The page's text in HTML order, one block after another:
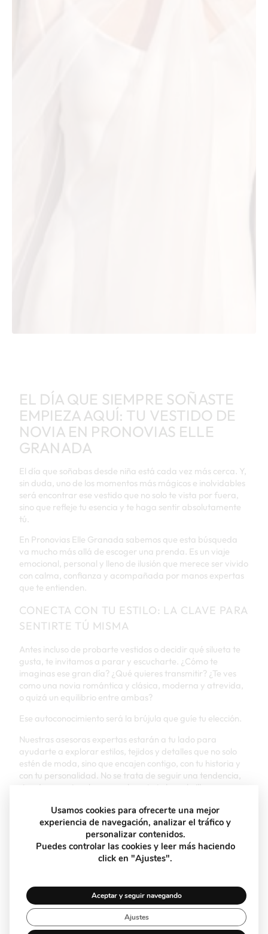
EL DÍA QUE SIEMPRE SOÑASTE
EMPIEZA AQUÍ: TU VESTIDO DE
NOVIA EN PRONOVIAS ELLE
GRANADA
El día que soñabas desde niña está cada vez más cerca. Y,
sin duda, uno de los momentos más mágicos e inolvidables
será encontrar ese vestido que no solo te vista por fuera,
sino que refleje tu esencia y te haga sentir absolutamente
tú.
En Pronovias Elle Granada sabemos que esta búsqueda
va mucho más allá de escoger una prenda. Es un viaje
emocional, personal y lleno de ilusión que merece ser vivido
con calma, confianza y acompañada por manos expertas
que te entienden.
CONECTA CON TU ESTILO: LA CLAVE PARA
SENTIRTE TÚ MISMA
Antes incluso de probarte vestidos o decidir qué silueta te
gusta, te invitamos a parar y escucharte. ¿Cómo te
imaginas ese gran día? ¿Qué quieres transmitir? ¿Te ves
como una novia romántica y clásica, moderna y atrevida,
o quizá un equilibrio entre ambas?
Ese autoconocimiento será la brújula que guíe tu elección.
Nuestras asesoras expertas estarán a tu lado para
ayudarte a explorar estilos, tejidos y detalles que no solo
estén de moda, sino que encajen contigo, con tu historia y
con tu personalidad. No se trata de seguir una tendencia,
sino de encontrar lo que realmente te hace brillar.
LA SILUETA PERFECTA EXISTE (Y TE ESTÁ
ESPERANDO)
Cada cuerpo es único, y cada mujer merece un vestido que
la haga sentir segura, hermosa y cómoda. Ya sea un corte
encanto.
En nuestra tienda de novias en Granada podrás probar
diferentes opciones con la guía de asesoras que saben
cómo ayudarte a realzar lo mejor de ti, cuidando cada
Usamos cookies para ofrecerte una mejor
experiencia de navegación, analizar el tráfico y
personalizar contenidos.
Puedes controlar las cookies y leer más haciendo
click en "Ajustes".
Aceptar y seguir navegando
Ajustes